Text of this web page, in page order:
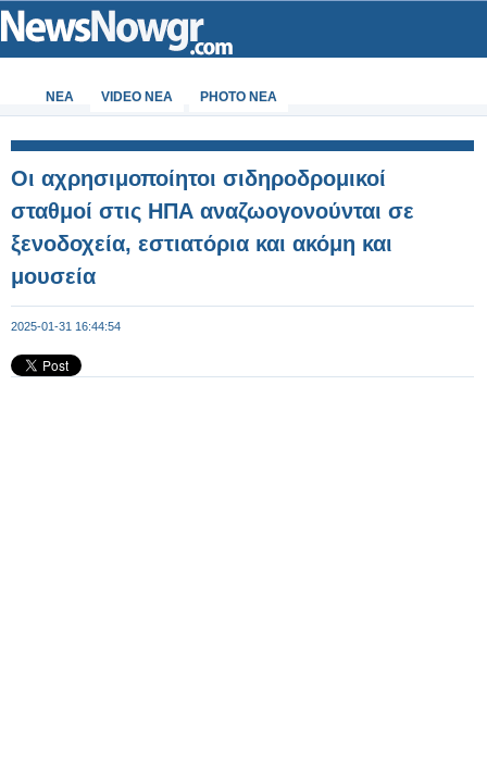
ΝΕΑ VIDEO NEA PHOTO NEA
Οι αχρησιμοποίητοι σιδηροδρομικοί
σταθμοί στις ΗΠΑ αναζωογονούνται σε
ξενοδοχεία, εστιατόρια και ακόμη και
μουσεία
2025-01-31 16:44:54